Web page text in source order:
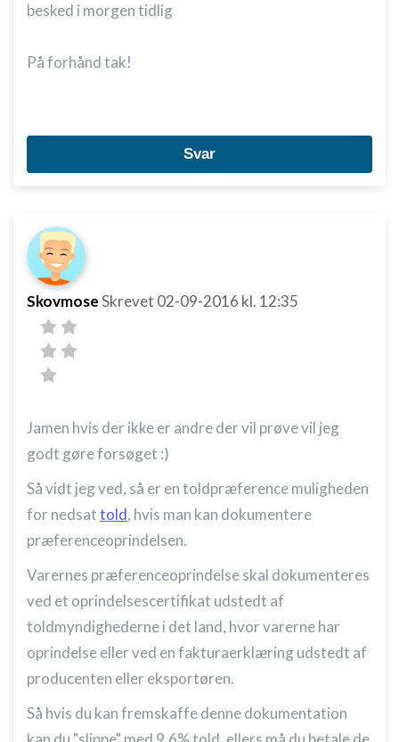
besked i morgen tidlig
På forhånd tak!
Svar
SkovmoseSkrevet 02-09-2016 kl. 12:35
Jamen hvis der ikke er andre der vil prøve vil jeg
godt gøre forsøget :)
Så vidt jeg ved, så er en toldpræference muligheden
for nedsattold, hvis man kan dokumentere
præferenceoprindelsen.
Varernes præferenceoprindelse skal dokumenteres
ved et oprindelsescertifikat udstedt af
toldmyndighederne i det land, hvor varerne har
oprindelse eller ved en fakturaerklæring udstedt af
producenten eller eksportøren.
Så hvis du kan fremskaffe denne dokumentation